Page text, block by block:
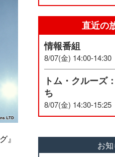
』
直近の
情報番組
8/07(金) 14:00-14:30
トム・クルーズ
ち
8/07(金) 14:30-15:25
お